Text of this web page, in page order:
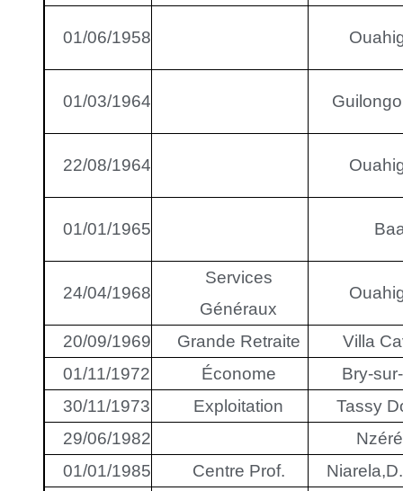
01/06/1958
01/03/1964
22/08/1964
01/01/1965
24/04/1968
Services
Généraux
20/09/1969 Grande Retraite
Villa
01/11/1972
Économe
Bry-
30/11/1973
Exploitation
Tassy
29/06/1982
01/01/1985
Centre Prof.